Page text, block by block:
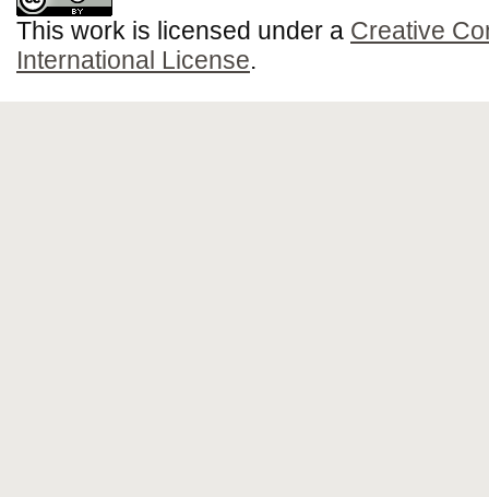
This work is licensed under a Creative
International License.